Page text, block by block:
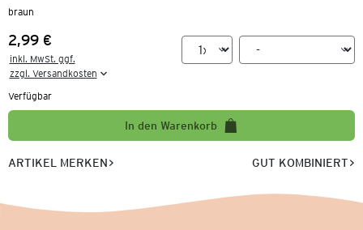
braun
Preis:
2,99 €
inkl. MwSt. ggf.
zzgl. Versandkosten
Verfügbar
In den Warenkorb
ARTIKEL MERKEN GUT KOMBINIERT